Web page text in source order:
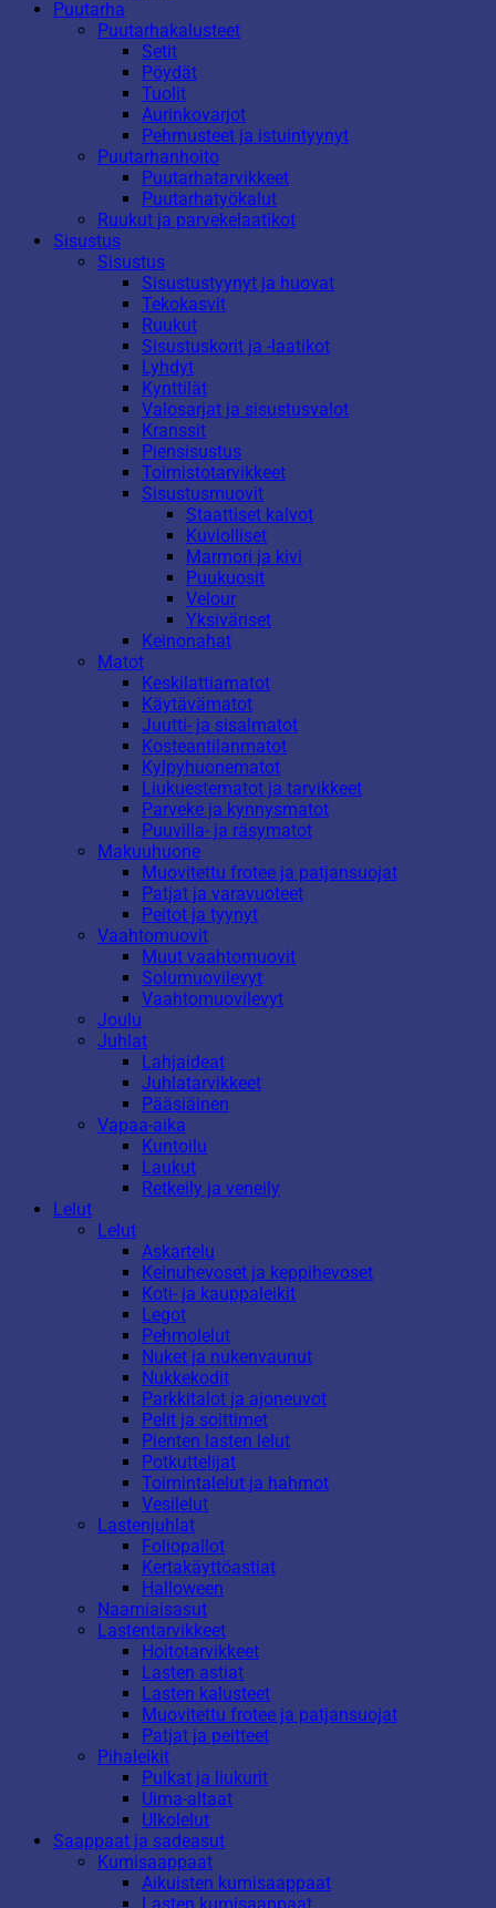
Puutarha
Puutarhakalusteet
Setit
Pöydät
Tuolit
Aurinkovarjot
Pehmusteet ja istuintyynyt
Puutarhanhoito
Puutarhatarvikkeet
Puutarhatyökalut
Ruukut ja parvekelaatikot
Sisustus
Sisustus
Sisustustyynyt ja huovat
Tekokasvit
Ruukut
Sisustuskorit ja -laatikot
Lyhdyt
Kynttilät
Valosarjat ja sisustusvalot
Kranssit
Piensisustus
Toimistotarvikkeet
Sisustusmuovit
Staattiset kalvot
Kuviolliset
Marmori ja kivi
Puukuosit
Velour
Yksiväriset
Keinonahat
Matot
Keskilattiamatot
Käytävämatot
Juutti- ja sisalmatot
Kosteantilanmatot
Kylpyhuonematot
Liukuestematot ja tarvikkeet
Parveke ja kynnysmatot
Puuvilla- ja räsymatot
Makuuhuone
Muovitettu frotee ja patjansuojat
Patjat ja varavuoteet
Peitot ja tyynyt
Vaahtomuovit
Muut vaahtomuovit
Solumuovilevyt
Vaahtomuovilevyt
Joulu
Juhlat
Lahjaideat
Juhlatarvikkeet
Pääsiäinen
Vapaa-aika
Kuntoilu
Laukut
Retkeily ja veneily
Lelut
Lelut
Askartelu
Keinuhevoset ja keppihevoset
Koti- ja kauppaleikit
Legot
Pehmolelut
Nuket ja nukenvaunut
Nukkekodit
Parkkitalot ja ajoneuvot
Pelit ja soittimet
Pienten lasten lelut
Potkuttelijat
Toimintalelut ja hahmot
Vesilelut
Lastenjuhlat
Foliopallot
Kertakäyttöastiat
Halloween
Naamiaisasut
Lastentarvikkeet
Hoitotarvikkeet
Lasten astiat
Lasten kalusteet
Muovitettu frotee ja patjansuojat
Patjat ja peitteet
Pihaleikit
Pulkat ja liukurit
Uima-altaat
Ulkolelut
Saappaat ja sadeasut
Kumisaappaat
Aikuisten kumisaappaat